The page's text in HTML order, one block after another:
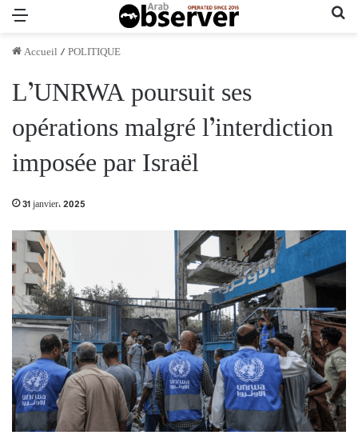
Accueil /POLITIQUE
L’UNRWA poursuit ses
opérations malgré l’interdiction
imposée par Israël
31 janvier، 2025